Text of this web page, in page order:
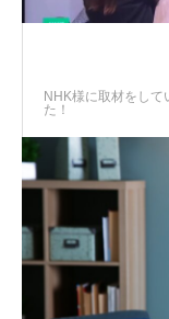
NHK様に取材をして
た！